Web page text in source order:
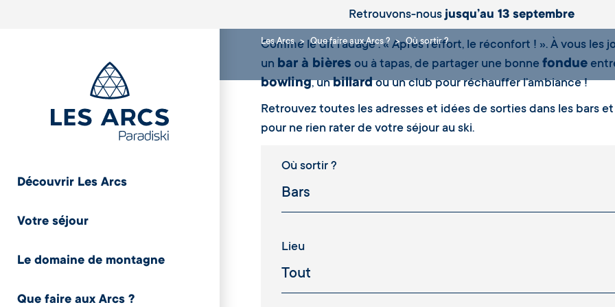
Retrouvons-nousjusqu’au 13 septembre
Découvrir Les Arcs
Votre séjour
Le domaine de montagne
Que faire aux Arcs ?
Les Arcs Que faire aux Arcs ? Où sortir ?
Comme le dit l’adage : « Après l’effort, le réconfort ! ». À vous
un bar à bières ou à tapas, de partager une bonne fondue
bowling, unbillardou un club pour réchauffer l’ambiance !
Retrouvez toutes les adresses et idées de sorties dans les bars
pour ne rien rater de votre séjour au ski.
Où sortir ?
Lieu